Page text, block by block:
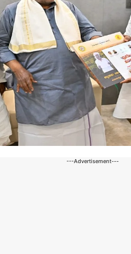
---Advertisement---